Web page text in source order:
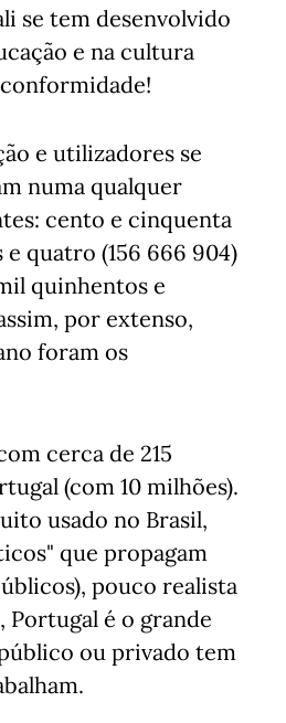
se tem desenvolvido
e na cultura
e utilizadores se
numa qualquer
cento e cinquenta
quatro (156 666 904)
quinhentos e
por extenso,
foram os
cerca de 215
(com 10 milhões).
usado no Brasil,
que propagam
pouco realista
é o grande
ou privado tem